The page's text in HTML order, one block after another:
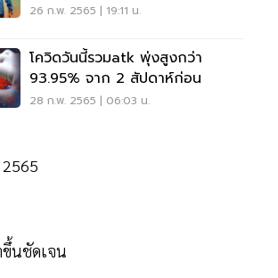
ด้วย MRNA
26 ก.พ. 2565 | 19:11 น.
โควิดวันนี้รวมatk พุ่งสูงกว่า
93.95% จาก 2 สัปดาห์ก่อน
28 ก.พ. 2565 | 06:03 น.
ขึ้นชัดเจน